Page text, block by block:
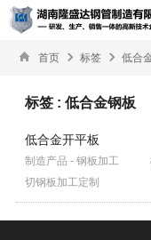
首页 标签 低合
标签 : 低合金钢板
低合金开平板
制造产品 - 钢板加工
切钢板加工定制